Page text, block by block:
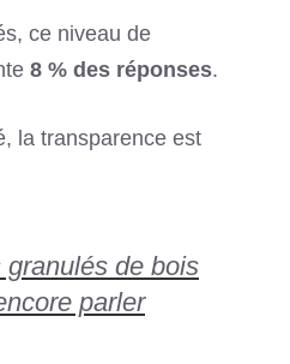
ce niveau de
8 % des réponses.
la transparence est
granulés de bois
parler